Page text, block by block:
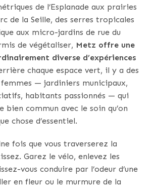
de l’Esplanade aux prairies
de la Seille, des serres tropicales
aux micro-jardins de rue du
de végétaliser, Metz offre une
diverse d’expériences
chaque espace vert, il y a des
— jardiniers municipaux,
habitants passionnés — qui
bien commun avec le soin qu’on
chose d’essentiel.
fois que vous traverserez la
Garez le vélo, enlevez les
vous conduire par l’odeur d’une
en fleur ou le murmure de la